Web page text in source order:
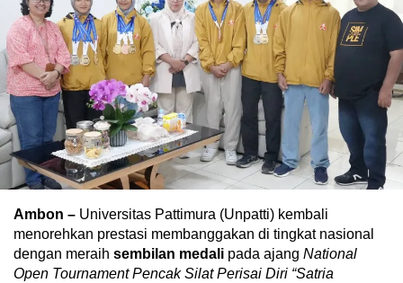
Ambon – Universitas Pattimura (Unpatti) kembali
menorehkan prestasi membanggakan di tingkat nasional
dengan meraih sembilan medali pada ajang National
Open Tournament Pencak Silat Perisai Diri “Satria